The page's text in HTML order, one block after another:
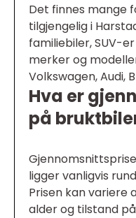
Det finnes mange
tilgjengelig i
familiebiler, SUV-
merker og
Volkswagen, Audi,
Hva er
på
ligger vanligvis
Prisen kan variere
alder og tilstand